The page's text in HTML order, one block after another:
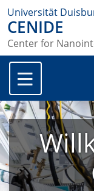
Universität
CENIDE
Center for